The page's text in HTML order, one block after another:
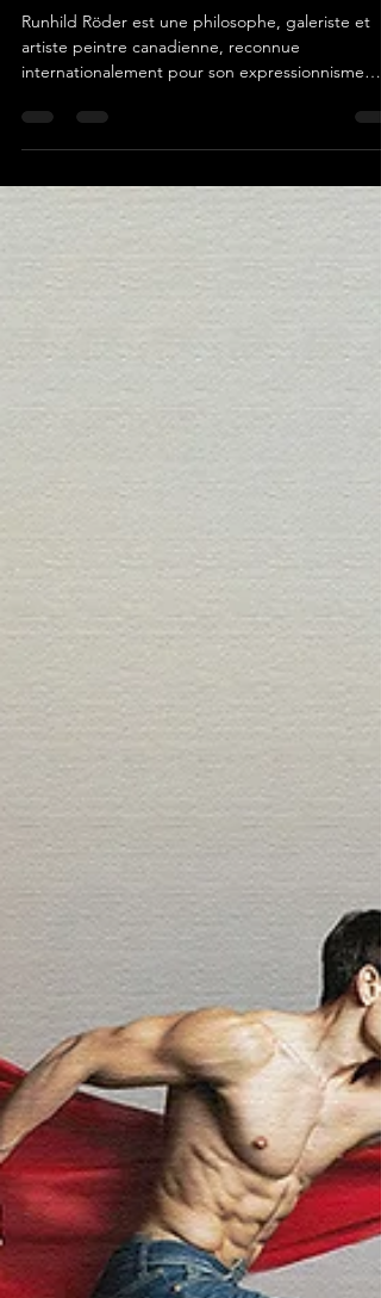
L’art de Runhild Röder
Runhild Röder est une philosophe, galeriste et
internationalement pour son expressionnisme
abstrait aux fortes consonances calligraphiques.
perfectionné son geste à l'Académie des beaux-
arts de Vienne.